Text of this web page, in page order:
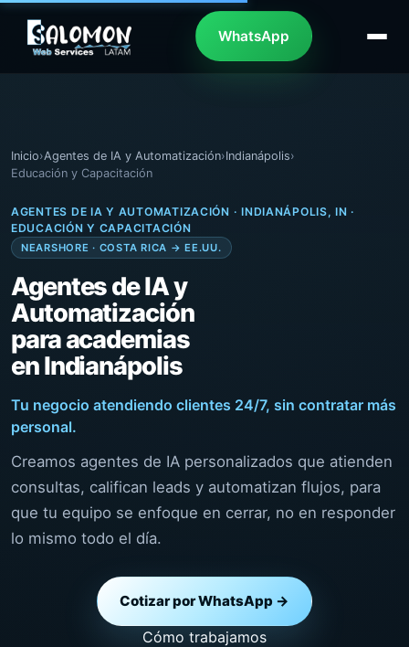
WhatsApp
Inicio›Agentes de IA y Automatización›Indianápolis›
Educación y Capacitación
AGENTES DE IA Y AUTOMATIZACIÓN · INDIANÁPOLIS, IN ·
EDUCACIÓN Y CAPACITACIÓN
NEARSHORE · COSTA RICA → EE.UU.
Agentes de IA y
Automatización
para academias
en Indianápolis
Tu negocio atendiendo clientes 24/7, sin contratar más
personal.
Creamos agentes de IA personalizados que atienden
consultas, califican leads y automatizan flujos, para
que tu equipo se enfoque en cerrar, no en responder
lo mismo todo el día.
Cotizar por WhatsApp →
Cómo trabajamos